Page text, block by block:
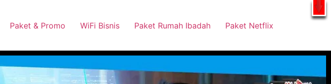
Paket & Promo WiFi Bisnis Paket Rumah Ibadah Paket Netflix